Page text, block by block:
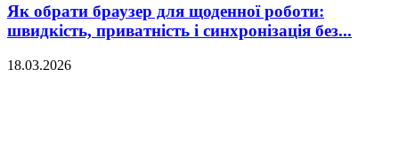
Як обрати браузер для щоденної роботи:
швидкість, приватність і синхронізація без...
18.03.2026